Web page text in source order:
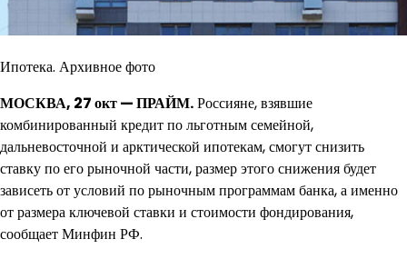
Ипотека. Архивное фото
МОСКВА, 27 окт — ПРАЙМ.Россияне, взявшие
комбинированный кредит по льготным семейной,
дальневосточной и арктической ипотекам, смогут снизить
ставку по его рыночной части, размер этого снижения будет
зависеть от условий по рыночным программам банка, а именно
от размера ключевой ставки и стоимости фондирования,
сообщает Минфин РФ.